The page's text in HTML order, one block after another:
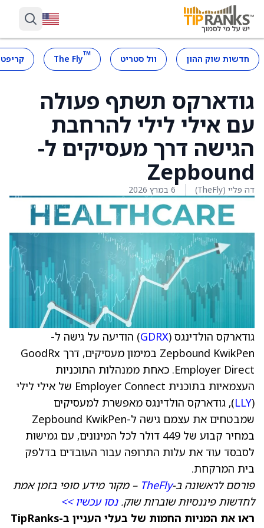
חדשות שוק ההון וול סטריט ™
The Fly
גודארקס תשתף פעולה
עם אילי לילי להרחבת
הגישה דרך מעסיקים ל-
Zepbound
דה פליי (TheFly) 6 במרץ 2026
גודארקס הולדינגס (GDRX) הודיעה על גישה ל-
Zepbound KwikPen במימון מעסיקים, דרך GoodRx
Employer Direct. כאחת ממנהלות התוכניות
העצמאיות בתוכנית Employer Connect של אילי לילי
(
LLY), גודארקס הולדינגס מאפשרת למעסיקים
שמבטחים את עצמם גישה ל-Zepbound KwikPen
במחיר קבוע של 449 דולר לכל המינונים, עם גמישות
לסבסד עוד את עלות התרופה עבור העובדים בדלפק
בית המרקחת.
פורסם לראשונה ב-TheFly – מקור מידע סופי בזמן אמת
לחדשות פיננסיות שוברות שוק.נסו עכשיו >>
ראו את המניות החמות של בעלי העניין ב-TipRanks